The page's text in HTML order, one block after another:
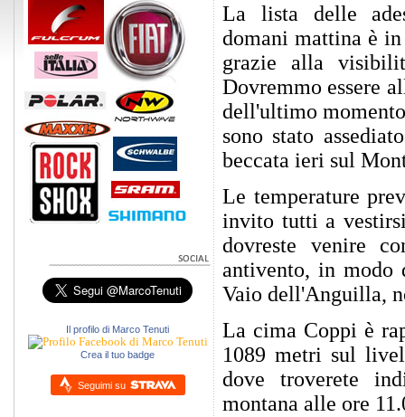
Il profilo di Marco Tenuti
Crea il tuo badge
Seguimi su
La lista delle
domani mattina è in
grazie alla
Dovremmo essere
dell'ultimo
sono stato
beccata ieri sul
Le temperature
invito tutti a
dovreste venire
antivento, in modo
Vaio dell'Anguilla,
La cima Coppi è
1089 metri sul
dove troverete
montana alle ore